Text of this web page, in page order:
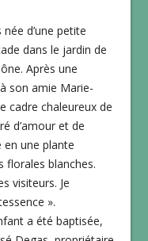
d’une petite
dans le jardin de
Après une
son amie Marie-
cadre chaleureux de
d’amour et de
en une plante
florales blanches.
visiteurs. Je
».
a été baptisée,